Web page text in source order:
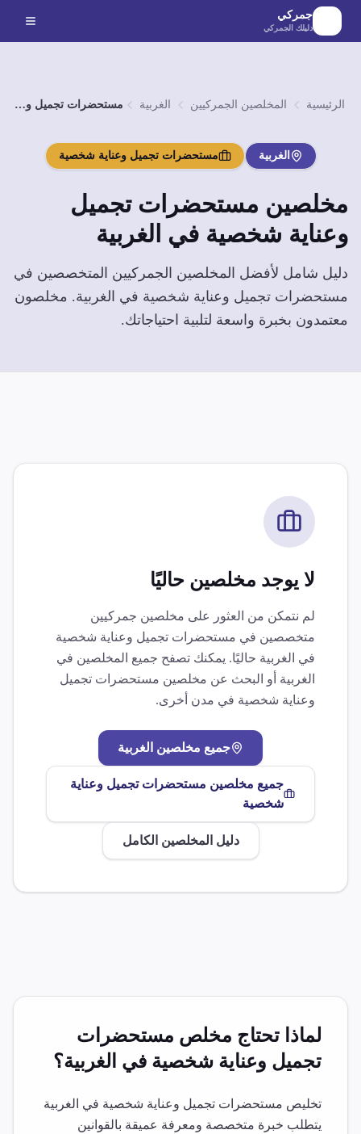
الانتقال إلى المحتوى الرئيسي
جمركي
دليلك الجمركي
الرئيسية المخلصين الجمركيين الغربية مستحضرات تجميل وعناية شخصية
الغربية مستحضرات تجميل وعناية شخصية
مخلصين مستحضرات تجميل
وعناية شخصية في الغربية
دليل شامل لأفضل المخلصين الجمركيين المتخصصين في
مستحضرات تجميل وعناية شخصية في الغربية. مخلصون
معتمدون بخبرة واسعة لتلبية احتياجاتك.
لا يوجد مخلصين حاليًا
لم نتمكن من العثور على مخلصين جمركيين
متخصصين في مستحضرات تجميل وعناية شخصية
في الغربية حاليًا. يمكنك تصفح جميع المخلصين في
الغربية أو البحث عن مخلصين مستحضرات تجميل
وعناية شخصية في مدن أخرى.
جميع مخلصين الغربية
جميع مخلصين مستحضرات تجميل وعناية
شخصية
دليل المخلصين الكامل
لماذا تحتاج مخلص مستحضرات
تجميل وعناية شخصية في الغربية؟
تخليص مستحضرات تجميل وعناية شخصية في الغربية
يتطلب خبرة متخصصة ومعرفة عميقة بالقوانين